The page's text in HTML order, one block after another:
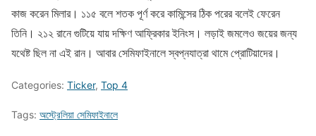
কাজ করেন মিলার। ১১৫ বলে শতক পূর্ণ করে কামিন্সের ঠিক পরের বলেই ফেরেন
তিনি। ২১২ রানে গুটিয়ে যায় দক্ষিণ আফ্রিকার ইনিংস। লড়াই জমলেও জয়ের জন্য
যথেষ্ট ছিল না এই রান। আবার সেমিফাইনালে স্বপ্নযাত্রা থামে প্রোটিয়াদের।
Categories: Ticker, Top 4
Tags: অস্ট্রেলিয়া সেমিফাইনালে